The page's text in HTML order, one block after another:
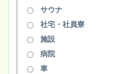
サウナ
社宅・社員寮
施設
病院
車